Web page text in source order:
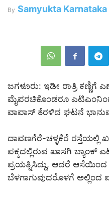
By Samyukta Karnataka
ಜಗಳೂರು: ಇಡೀ ರಾತ್ರಿ ಕಣ್ಣಿಗೆ
ಮೈಪರಚಿಕೊಂಡರೂ
ವಾಪಾಸ್ ತೆರಳಿದ ಘಟನೆ
ದಾವಣಗೆರೆ-ಚಳ್ಳಕೆರೆ
ಪಕ್ಕದಲ್ಲಿರುವ ಖಾಸಗಿ
ಪ್ರಯತ್ನಿಸಿದ್ದು, ಆದರೆ
ಬೆಳಗಾಗುವುದರೊಳಗೆ ಅಲ್ಲಿಂದ